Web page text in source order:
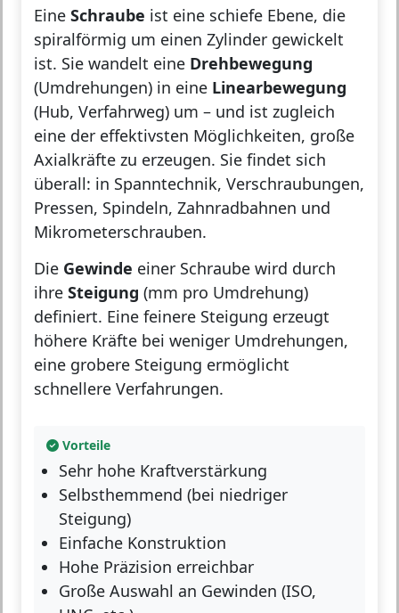
Eine Schraube ist eine schiefe Ebene, die
spiralförmig um einen Zylinder gewickelt
ist. Sie wandelt eine Drehbewegung
(Umdrehungen) in eine Linearbewegung
(Hub, Verfahrweg) um – und ist zugleich
eine der effektivsten Möglichkeiten, große
Axialkräfte zu erzeugen. Sie findet sich
überall: in Spanntechnik, Verschraubungen,
Pressen, Spindeln, Zahnradbahnen und
Mikrometerschrauben.
Die Gewinde einer Schraube wird durch
ihre Steigung (mm pro Umdrehung)
definiert. Eine feinere Steigung erzeugt
höhere Kräfte bei weniger Umdrehungen,
eine grobere Steigung ermöglicht
schnellere Verfahrungen.
Vorteile
Sehr hohe Kraftverstärkung
Selbsthemmend (bei niedriger
Steigung)
Einfache Konstruktion
Hohe Präzision erreichbar
Große Auswahl an Gewinden (ISO,